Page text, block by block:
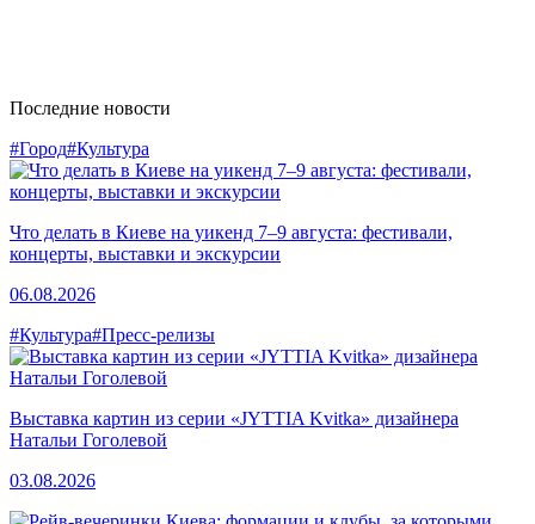
Последние новости
#Город#Культура
Что делать в Киеве на уикенд 7–9 августа: фестивали,
концерты, выставки и экскурсии
06.08.2026
#Культура#Пресс-релизы
Выставка картин из серии «JYTTIA Kvitka» дизайнера
Натальи Гоголевой
03.08.2026